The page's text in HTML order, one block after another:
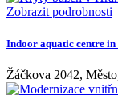
Zobrazit podrobnosti
Indoor aquatic centre
Žáčkova 2042,